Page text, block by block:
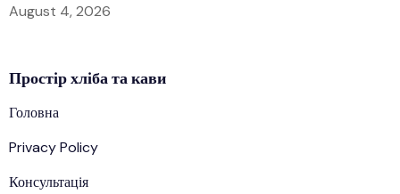
August 4, 2026
Простірхлібата кави
Головна
Privacy Policy
Консультація